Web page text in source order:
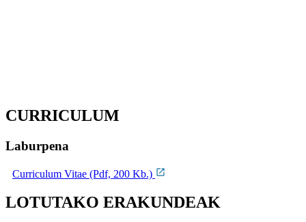
CURRICULUM
Laburpena
Curriculum Vitae (Pdf, 200 Kb.)
LOTUTAKO ERAKUNDEAK